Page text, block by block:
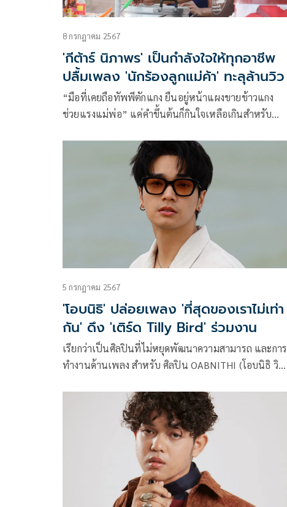
8 กรกฎาคม 2567
'กีต้าร์ นิภาพร' เป็นกำลังใจให้ทุกอาชีพ
ปลื้มเพลง 'นักร้องลูกแม่ค้า' ทะลุล้านวิว
“มือที่เคยถือทัพพีตักแกง ยืนอยู่หน้าแผงขายข้าวแกง
ช่วยแรงแม่พ่อ” แค่คำขึ้นต้นก็กินใจเหลือเกินสำหรับ
พร” แชมป์ 105 สมัยจากรายการ “ดวลเพลงชิงทุน”
5 กรกฎาคม 2567
'โอบนิธิ' ปล่อยเพลง 'ที่สุดของเราไม่เท่า
กัน' ดึง 'เติร์ด Tilly Bird' ร่วมงาน
เรียกว่าเป็นศิลปินที่ไม่หยุดพัฒนาความสามารถ และการ
ทำงานด้านเพลง สำหรับ ศิลปิน OABNITHI (โอบนิธิ วิ
ไม่เท่ากัน (Asymmetry)” เป็นอีกหนึ่ง ซิงเกิลใน Mini
Album ของโอบ ที่บอกเล่าเรื่องราวการเดินทางความรัก